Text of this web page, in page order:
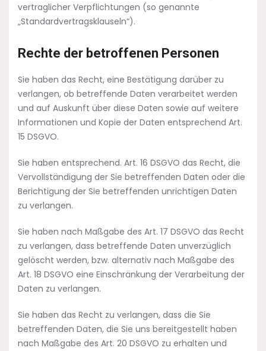
vertraglicher Verpflichtungen (so genannte
„Standardvertragsklauseln“).
Rechte der betroffenen Personen
Sie haben das Recht, eine Bestätigung darüber zu
verlangen, ob betreffende Daten verarbeitet werden
und auf Auskunft über diese Daten sowie auf weitere
Informationen und Kopie der Daten entsprechend Art.
15 DSGVO.
Sie haben entsprechend. Art. 16 DSGVO das Recht, die
Vervollständigung der Sie betreffenden Daten oder die
Berichtigung der Sie betreffenden unrichtigen Daten
zu verlangen.
Sie haben nach Maßgabe des Art. 17 DSGVO das Recht
zu verlangen, dass betreffende Daten unverzüglich
gelöscht werden, bzw. alternativ nach Maßgabe des
Art. 18 DSGVO eine Einschränkung der Verarbeitung der
Daten zu verlangen.
Sie haben das Recht zu verlangen, dass die Sie
betreffenden Daten, die Sie uns bereitgestellt haben
nach Maßgabe des Art. 20 DSGVO zu erhalten und